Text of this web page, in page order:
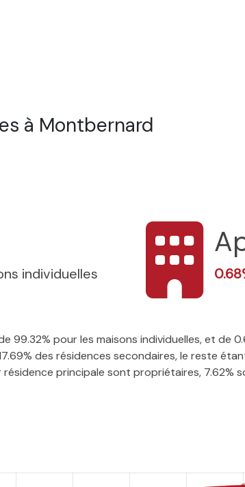
à Montbernard
individuelles
pour les maisons individuelles, et de
des résidences secondaires, le reste
principale sont propriétaires, 7.62%